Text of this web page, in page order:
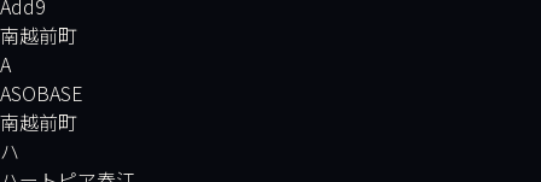
南越前町
A
ASOBASE
南越前町
ハ